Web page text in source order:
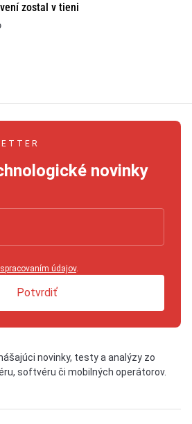
zostal v tieni
novinky
údajov.
Potvrdiť
novinky, testy a analýzy zo
softvéru či mobilných operátorov.